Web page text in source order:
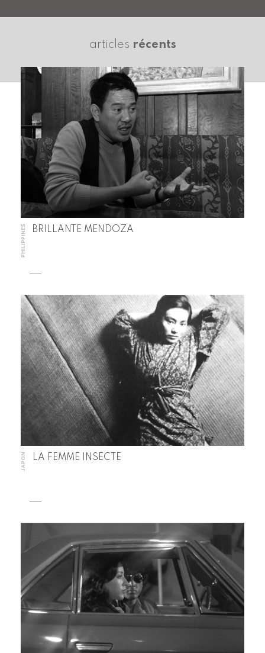
articles récents
PHILIPPINES BRILLANTE MENDOZA
JAPON LA FEMME INSECTE